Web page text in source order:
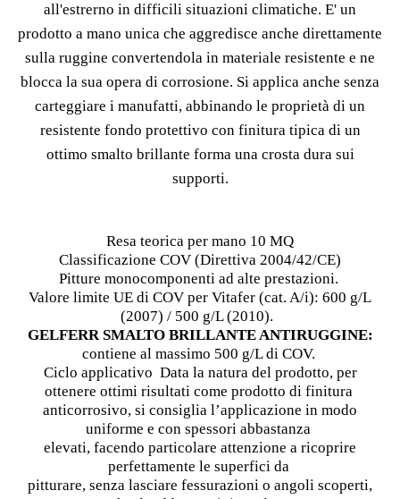
all'estrerno in difficili situazioni climatiche. E' un
prodotto a mano unica che aggredisce anche direttamente
sulla ruggine convertendola in materiale resistente e ne
blocca la sua opera di corrosione. Si applica anche senza
carteggiare i manufatti, abbinando le proprietà di un
resistente fondo protettivo con finitura tipica di un
ottimo smalto brillante forma una crosta dura sui
supporti.
Resa teorica per mano 10 MQ
Classificazione COV (Direttiva 2004/42/CE)
Pitture monocomponenti ad alte prestazioni.
Valore limite UE di COV per Vitafer (cat. A/i): 600 g/L
(2007) / 500 g/L (2010).
GELFERR SMALTO BRILLANTE ANTIRUGGINE:
contiene al massimo 500 g/L di COV.
Ciclo applicativo Data la natura del prodotto, per
ottenere ottimi risultati come prodotto di finitura
anticorrosivo, si consiglia l’applicazione in modo
uniforme e con spessori abbastanza
elevati, facendo particolare attenzione a ricoprire
perfettamente le superfici da
pitturare, senza lasciare fessurazioni o angoli scoperti,